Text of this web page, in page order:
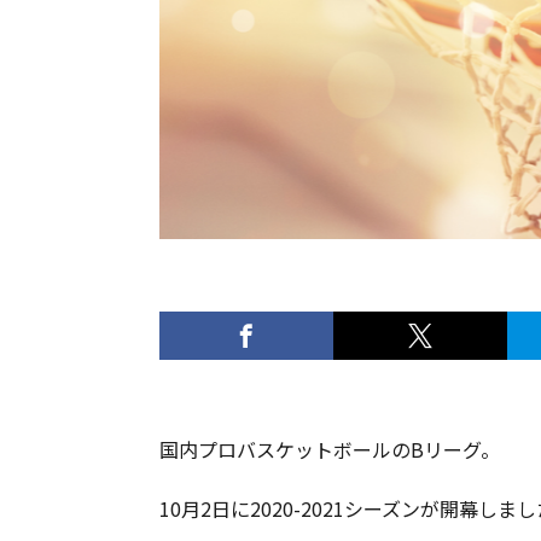
国内プロバスケットボールのBリーグ。
10月2日に2020-2021シーズンが開幕しま